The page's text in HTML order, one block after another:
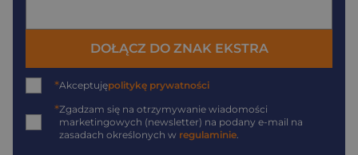
DOŁĄCZ DO ZNAK EKSTRA
*Akceptujępolitykę prywatności
*Zgadzam się na otrzymywanie wiadomości
marketingowych (newsletter) na podany e-mail na
zasadach określonych w regulaminie